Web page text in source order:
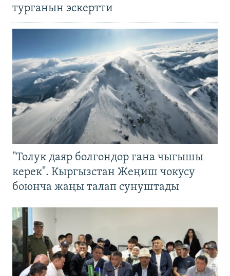
турганын эскертти
"Толук даяр болгондор гана чыгышы
керек". Кыргызстан Жеңиш чокусу
боюнча жаңы талап сунуштады